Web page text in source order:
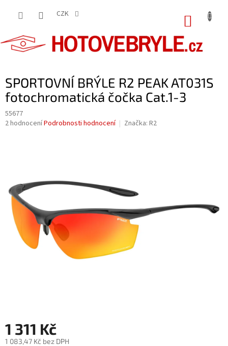
CZK
SPORTOVNÍ BRÝLE R2 PEAK AT031S
fotochromatická čočka Cat.1-3
55677
Průměrné
hvězdiček.
2 hodnoceníPodrobnosti hodnocení Značka: R2
1 311 Kč
1 083,47 Kč bez DPH